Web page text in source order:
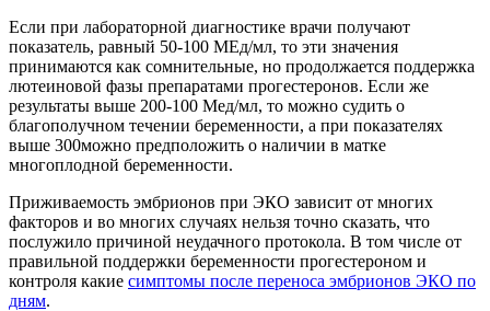
Если при лабораторной диагностике врачи получают
показатель, равный 50-100 МЕд/мл, то эти значения
принимаются как сомнительные, но продолжается поддержка
лютеиновой фазы препаратами прогестеронов. Если же
результаты выше 200-100 Мед/мл, то можно судить о
благополучном течении беременности, а при показателях
выше 300можно предположить о наличии в матке
многоплодной беременности.
Приживаемость эмбрионов при ЭКО зависит от многих
факторов и во многих случаях нельзя точно сказать, что
послужило причиной неудачного протокола. В том числе от
правильной поддержки беременности прогестероном и
контроля какие симптомы после переноса эмбрионов ЭКО по
дням.